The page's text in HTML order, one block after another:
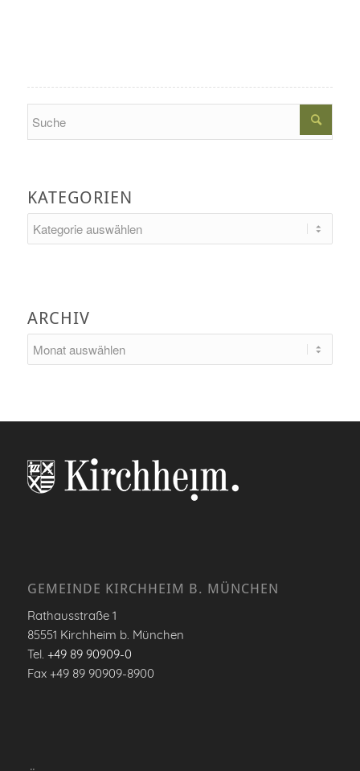
KATEGORIEN
ARCHIV
GEMEINDE KIRCHHEIM B. MÜNCHEN
Rathausstraße 1
85551 Kirchheim b. München
Tel. +49 89 90909-0
Fax +49 89 90909-8900